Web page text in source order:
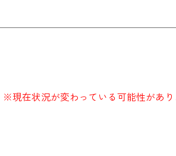
※現在状況が変わっている可能性があり